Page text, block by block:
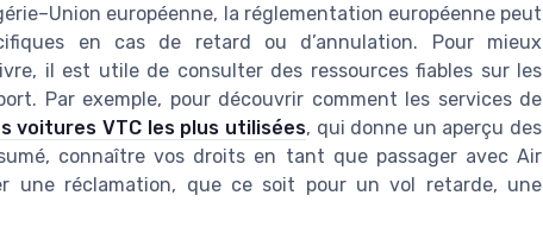
européenne, la réglementation européenne peut
en cas de retard ou d’annulation. Pour mieux
il est utile de consulter des ressources fiables sur les
Par exemple, pour découvrir comment les services de
voitures VTC les plus utilisées, qui donne un aperçu des
connaître vos droits en tant que passager avec Air
une réclamation, que ce soit pour un vol retarde, une